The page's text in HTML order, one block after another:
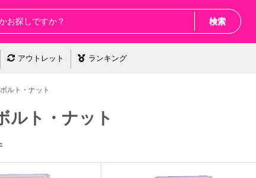
検索
アウトレット ランキング
ルト・ナット
ルト・ナット